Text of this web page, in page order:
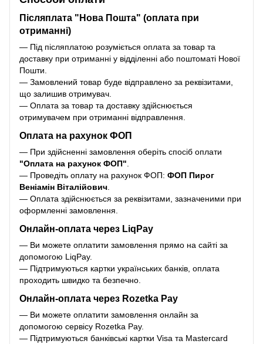
Післяплата "Нова Пошта" (оплата при
отриманні)
— Під післяплатою розуміється оплата за товар та
доставку при отриманні у відділенні або поштоматі Нової
Пошти.
— Замовлений товар буде відправлено за реквізитами,
що залишив отримувач.
— Оплата за товар та доставку здійснюється
отримувачем при отриманні відправлення.
Оплата на рахунок ФОП
— При здійсненні замовлення оберіть спосіб оплати
"Оплата на рахунок ФОП"
— Проведіть оплату на рахунок ФОП: ФОП Пирог
Веніамін Віталійович
— Оплата здійснюється за реквізитами, зазначеними при
оформленні замовлення.
Онлайн-оплата через LiqPay
— Ви можете оплатити замовлення прямо на сайті за
допомогою LiqPay.
— Підтримуються картки українських банків, оплата
проходить швидко та безпечно.
Онлайн-оплата через Rozetka Pay
— Ви можете оплатити замовлення онлайн за
допомогою сервісу Rozetka Pay.
— Підтримуються банківські картки Visa та Mastercard